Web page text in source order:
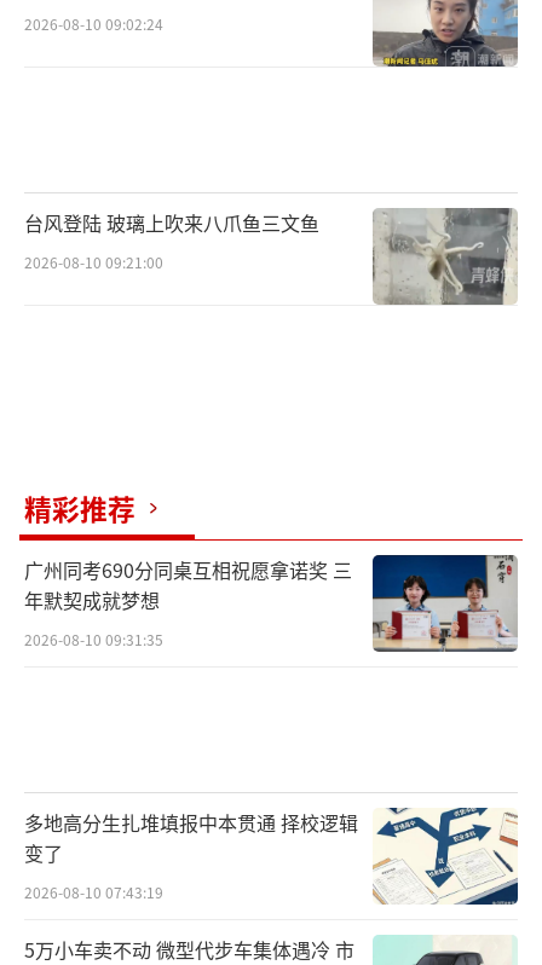
2026-08-10 09:02:24
台风登陆 玻璃上吹来八爪鱼三文鱼
2026-08-10 09:21:00
精彩推荐
广州同考690分同桌互相祝愿拿诺奖 三
年默契成就梦想
2026-08-10 09:31:35
多地高分生扎堆填报中本贯通 择校逻辑
变了
2026-08-10 07:43:19
5万小车卖不动 微型代步车集体遇冷 市